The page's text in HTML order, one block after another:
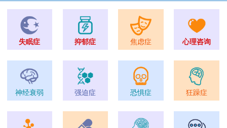
失眠症 抑郁症 焦虑症 心理咨询
神经衰弱 强迫症 恐惧症 狂躁症